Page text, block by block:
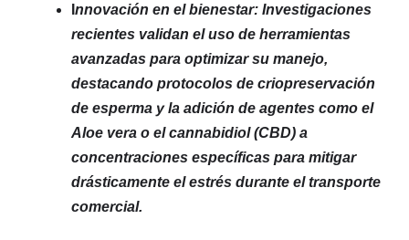
nnovación en el bienestar: Investigaciones
recientes validan el uso de herramientas
avanzadas para optimizar su manejo,
destacando protocolos de criopreservación
de esperma y la adición de agentes como el
Aloe vera o el cannabidiol (CBD) a
concentraciones específicas para mitigar
drásticamente el estrés durante el transporte
comercial.